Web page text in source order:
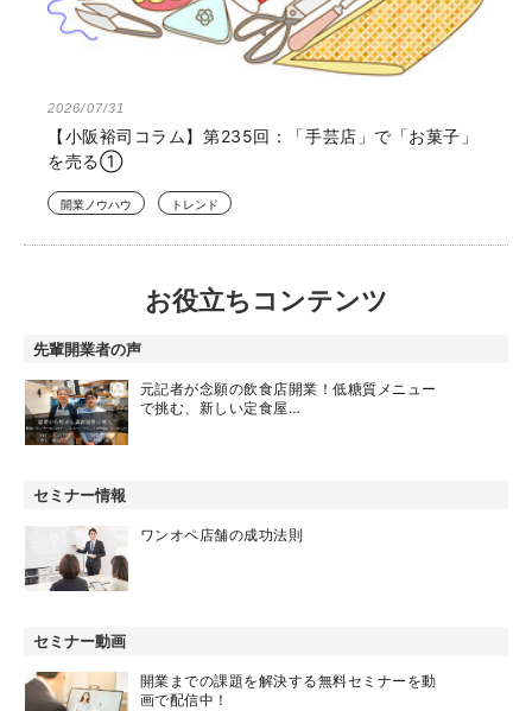
2026/07/31
【小阪裕司コラム】第235回：「手芸店」で「お菓子」
を売る①
開業ノウハウ トレンド
お役立ちコンテンツ
先輩開業者の声
元記者が念願の飲食店開業！低糖質メニュー
で挑む、新しい定食屋…
セミナー情報
ワンオペ店舗の成功法則
セミナー動画
開業までの課題を解決する無料セミナーを動
画で配信中！